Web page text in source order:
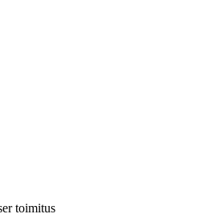
toimitus